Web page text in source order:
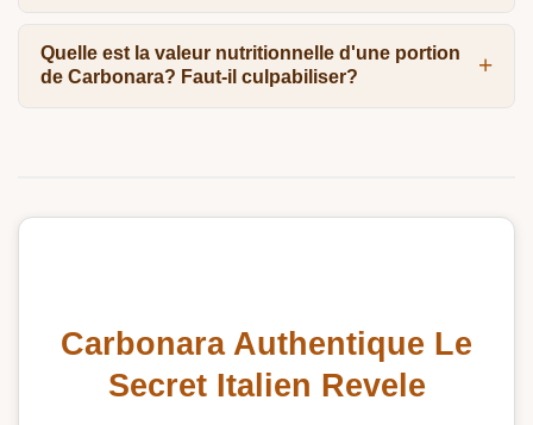
Quelle est la valeur nutritionnelle d'une portion
de Carbonara? Faut-il culpabiliser?
Carbonara Authentique Le
Secret Italien Revele